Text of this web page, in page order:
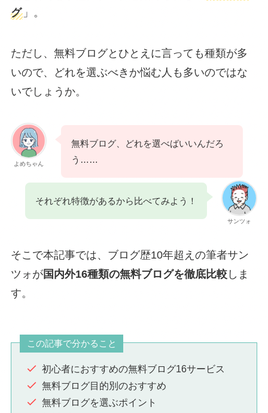
グ」。
ただし、無料ブログとひとえに言っても種類が多
いので、どれを選ぶべきか悩む人も多いのではな
いでしょうか。
よめちゃん
無料ブログ、どれを選べばいいんだろ
う……
サンツォ
それぞれ特徴があるから比べてみよう！
そこで本記事では、ブログ歴10年超えの筆者サン
ツォが国内外16種類の無料ブログを徹底比較しま
す。
この記事で分かること
初心者におすすめの無料ブログ16サービス
無料ブログ目的別のおすすめ
無料ブログを選ぶポイント